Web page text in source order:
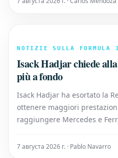
NOTIZIE SULLA FORMULA 1
Isack Hadjar chiede
più a fondo
Isack Hadjar ha esortato la
ottenere maggiori
raggiungere Mercedes e
della forma mostrata da lui
7 августа 2026 г. · Pablo Navarro